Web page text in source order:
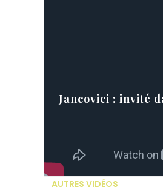
Jancovici : invité
AUTRES VIDÉOS